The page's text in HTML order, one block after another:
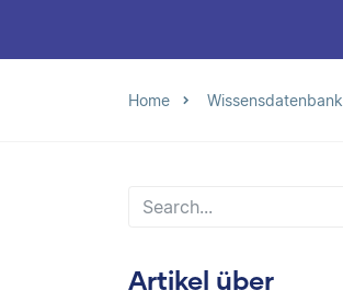
Home Wissensdatenbank
Artikel über